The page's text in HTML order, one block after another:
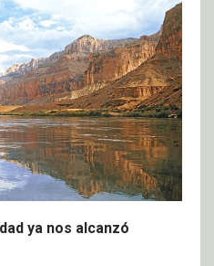
ya nos alcanzó